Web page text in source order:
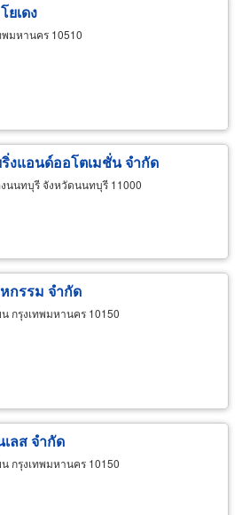
ยเดง
มหานคร 10510
งแอนด์ออโตเมชั่น จำกัด
งนนทบุรี จังหวัดนนทบุรี 11000
กรรม จำกัด
กรุงเทพมหานคร 10150
ลส จำกัด
กรุงเทพมหานคร 10150